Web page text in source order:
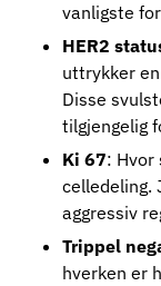
vanligste
HER2
uttrykker
Disse
tilgjengelig
Ki 67: Hvor
celledeling.
aggressiv
Trippel
hverken er